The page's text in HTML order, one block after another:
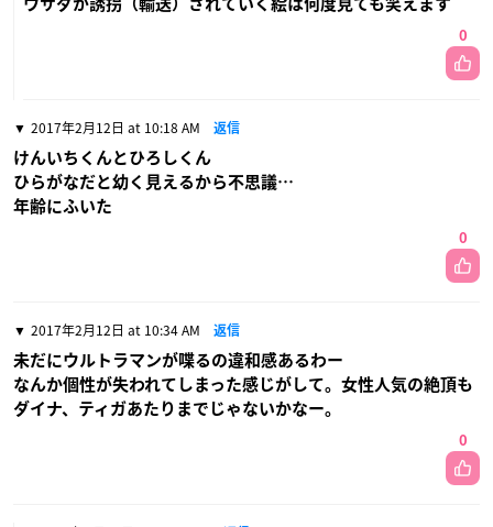
ウサダが誘拐（輸送）されていく絵は何度見ても笑えます
0
2017年2月12日 at 10:18 AM 返信
けんいちくんとひろしくん
ひらがなだと幼く見えるから不思議…
年齢にふいた
0
2017年2月12日 at 10:34 AM 返信
未だにウルトラマンが喋るの違和感あるわー
なんか個性が失われてしまった感じがして。女性人気の絶頂も
ダイナ、ティガあたりまでじゃないかなー。
0